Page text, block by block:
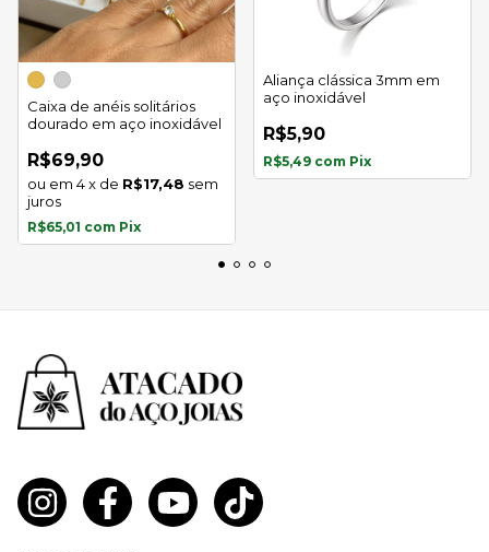
Caixa de anéis solitários
dourado em aço inoxidável
R$69,90
4x de R$17,48 sem
juros
R$65,01 com Pix
Aliança clássica 3mm em
aço inoxidável
R$5,90
R$5,49 com Pix